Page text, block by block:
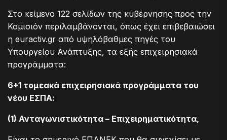
Στο κείμενο 122 σελίδων της κυβέρνησης προς την
Κομισιόν περιλαμβάνονται, όπως έχει επιβεβαιώσει
η euractiv.gr από υψηλόβαθμες πηγές του
Υπουργείου Ανάπτυξης, τα εξής επιχειρησιακά
προγράμματα:
6+1 τομεακά επιχειρησιακά προγράμματα του
νέου ΕΣΠΑ:
(1) Ανταγωνιστικότητα – Επιχειρηματικότητα,